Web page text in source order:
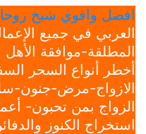
افضل واقوي شيخ
العربي في جميع
المطلقة-موافقة
أخطر أنواع السحر
الازواج-مرض-جنون-
الزواج بمن تحبون-
استخراج الكنوز